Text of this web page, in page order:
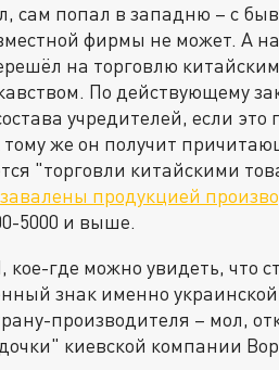
сам попал в западню – с
фирмы не может. А
на торговлю
По действующему
учредителей, если это
тому же он получит
"торговли китайскими
завалены продукцией
5000 и выше.
где можно увидеть, что
знак именно
производителя – мол,
киевской компании